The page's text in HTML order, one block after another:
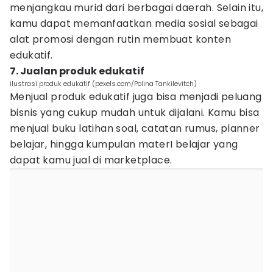
menjangkau murid dari berbagai daerah. Selain itu,
kamu dapat memanfaatkan media sosial sebagai
alat promosi dengan rutin membuat konten
edukatif.
7. Jualan produk edukatif
ilustrasi produk edukatif (pexels.com/Polina Tankilevitch)
Menjual produk edukatif juga bisa menjadi peluang
bisnis yang cukup mudah untuk dijalani. Kamu bisa
menjual buku latihan soal, catatan rumus, planner
belajar, hingga kumpulan materI belajar yang
dapat kamu jual di marketplace.